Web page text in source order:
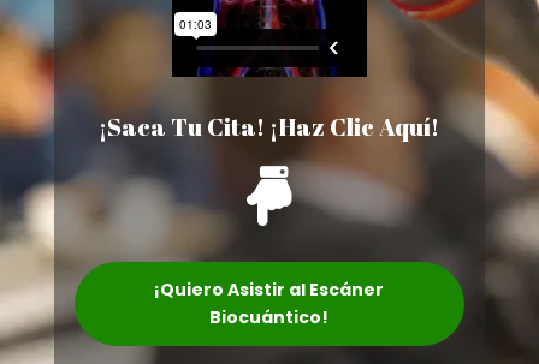
¡Saca Tu Cita! ¡Haz Clic Aquí!

¡Quiero Asistir al Escáner
Biocuántico!